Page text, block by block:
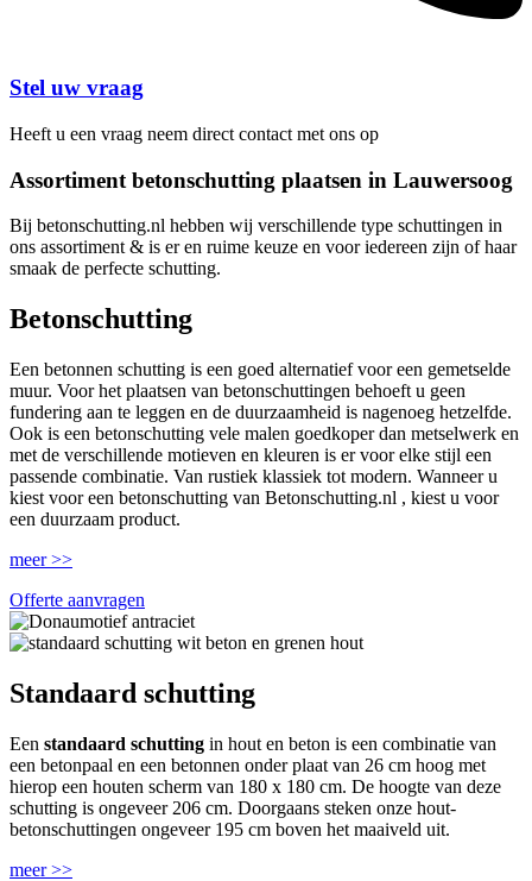
Stel uw vraag
Heeft u een vraag neem direct contact met ons op
Assortiment betonschutting plaatsen in Lauwersoog
Bij betonschutting.nl hebben wij verschillende type schuttingen in
ons assortiment & is er en ruime keuze en voor iedereen zijn of haar
smaak de perfecte schutting.
Betonschutting
Een betonnen schutting is een goed alternatief voor een gemetselde
muur. Voor het plaatsen van betonschuttingen behoeft u geen
fundering aan te leggen en de duurzaamheid is nagenoeg hetzelfde.
Ook is een betonschutting vele malen goedkoper dan metselwerk en
met de verschillende motieven en kleuren is er voor elke stijl een
passende combinatie. Van rustiek klassiek tot modern. Wanneer u
kiest voor een betonschutting van Betonschutting.nl , kiest u voor
een duurzaam product.
meer >>
Offerte aanvragen
Standaard schutting
Een standaard schutting in hout en beton is een combinatie van
een betonpaal en een betonnen onder plaat van 26 cm hoog met
hierop een houten scherm van 180 x 180 cm. De hoogte van deze
schutting is ongeveer 206 cm. Doorgaans steken onze hout-
betonschuttingen ongeveer 195 cm boven het maaiveld uit.
meer >>